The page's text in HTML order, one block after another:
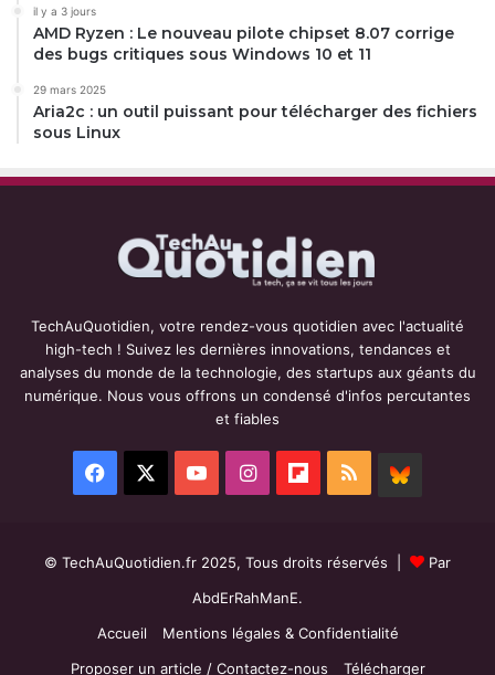
il y a 3 jours
AMD Ryzen : Le nouveau pilote chipset 8.07 corrige
des bugs critiques sous Windows 10 et 11
29 mars 2025
Aria2c : un outil puissant pour télécharger des fichiers
sous Linux
TechAuQuotidien, votre rendez-vous quotidien avec l'actualité
high-tech ! Suivez les dernières innovations, tendances et
analyses du monde de la technologie, des startups aux géants du
numérique. Nous vous offrons un condensé d'infos percutantes
et fiables
Facebook YouTubeInstagramFlipboard
RSS
© TechAuQuotidien.fr 2025, Tous droits réservés |
Par
AbdErRahManE.
Accueil
Mentions légales & Confidentialité
Proposer un article / Contactez-nous
Télécharger